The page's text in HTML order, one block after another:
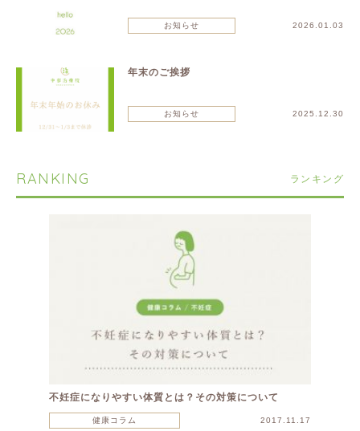
お知らせ 2026.01.03
年末のご挨拶
お知らせ 2025.12.30
RANKING ランキング
不妊症になりやすい体質とは？その対策について
健康コラム 2017.11.17